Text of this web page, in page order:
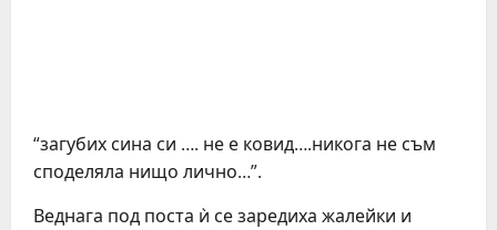
“загубих сина си …. не е ковид….никога не съм
споделяла нищо лично…”.
Веднага под поста ѝ се заредиха жалейки и